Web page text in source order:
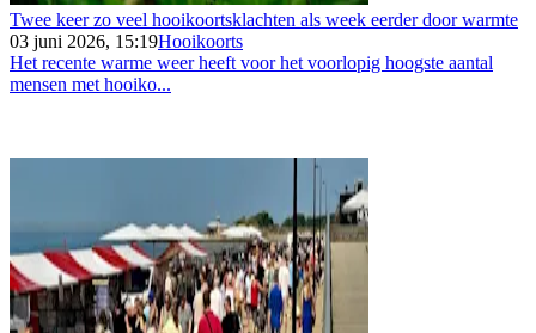
Twee keer zo veel hooikoortsklachten als week eerder door warmte
03 juni 2026, 15:19Hooikoorts
Het recente warme weer heeft voor het voorlopig hoogste aantal
mensen met hooiko...